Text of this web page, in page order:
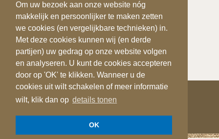
Om uw bezoek aan onze website nóg
makkelijk en persoonlijker te maken zetten
we cookies (en vergelijkbare technieken) in.
Met deze cookies kunnen wij (en derde
partijen) uw gedrag op onze website volgen
en analyseren. U kunt de cookies accepteren
door op 'OK' te klikken. Wanneer u de
cookies uit wilt schakelen of meer informatie
wilt, klik dan op details tonen
OK
Om uw bezoek aan onze website nóg
makkelijk en persoonlijker te maken zetten
we cookies (en vergelijkbare technieken) in.
Met deze cookies kunnen wij (en derde
partijen) uw gedrag op onze website volgen
en analyseren. U kunt de cookies accepteren
door op 'OK' te klikken. Wanneer u de
cookies uit wilt schakelen of meer informatie
wilt, klik dan op details tonen
OK
CONTACTGEGEVENS
T:+31(0)73 599 20 93
E:info@quiks.nl
COPYRIGHT 2026